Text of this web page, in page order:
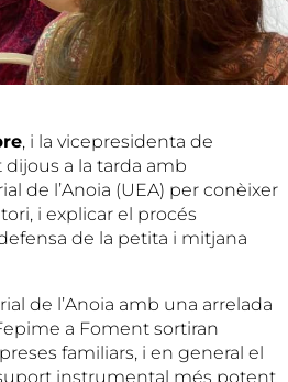
, i la vicepresidenta de
dijous a la tarda amb
de l’Anoia (UEA) per conèixer
i explicar el procés
de la petita i mitjana
de l’Anoia amb una arrelada
a Foment sortiran
familiars, i en general el
instrumental més potent